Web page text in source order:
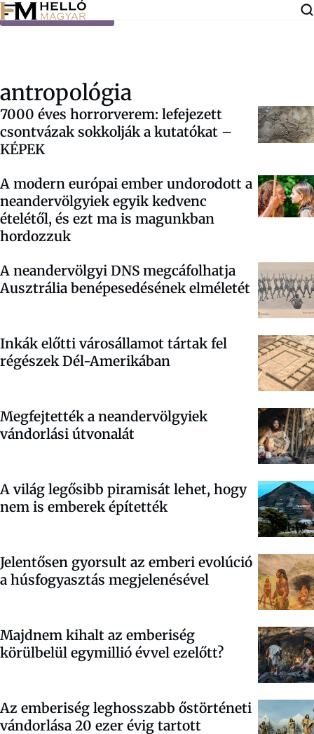
Ugrás a tartalomra
antropológia
7000 éves horrorverem: lefejezett
csontvázak sokkolják a kutatókat –
KÉPEK
A modern európai ember undorodott a
neandervölgyiek egyik kedvenc
ételétől, és ezt ma is magunkban
hordozzuk
A neandervölgyi DNS megcáfolhatja
Ausztrália benépesedésének elméletét
Inkák előtti városállamot tártak fel
régészek Dél-Amerikában
Megfejtették a neandervölgyiek
vándorlási útvonalát
A világ legősibb piramisát lehet, hogy
nem is emberek építették
Jelentősen gyorsult az emberi evolúció
a húsfogyasztás megjelenésével
Majdnem kihalt az emberiség
körülbelül egymillió évvel ezelőtt?
Az emberiség leghosszabb őstörténeti
vándorlása 20 ezer évig tartott